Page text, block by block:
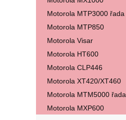
Motorola MTP3000 řada
Motorola MTP850
Motorola Visar
Motorola HT600
Motorola CLP446
Motorola XT420/XT460
Motorola MTM5000 řada
Motorola MXP600